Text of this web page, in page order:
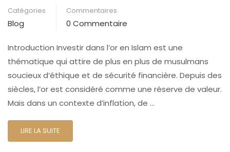
Catégories
Blog
Commentaires
0 Commentaire
Introduction Investir dans l’or en Islam est une
thématique qui attire de plus en plus de musulmans
soucieux d’éthique et de sécurité financière. Depuis des
siècles, l’or est considéré comme une réserve de valeur.
Mais dans un contexte d’inflation, de …
LIRE LA SUITE